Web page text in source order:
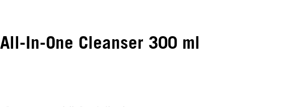
In-One Cleanser 300 ml